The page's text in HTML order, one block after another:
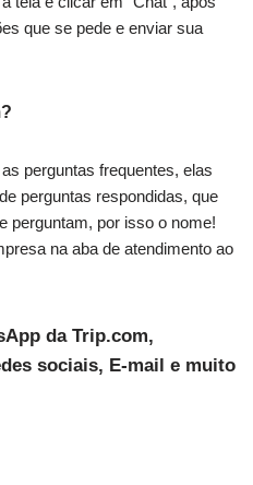
que se pede e enviar sua
perguntas frequentes, elas
perguntas respondidas, que
perguntam, por isso o nome!
na aba de atendimento ao
da Trip.com,
sociais, E-mail e muito